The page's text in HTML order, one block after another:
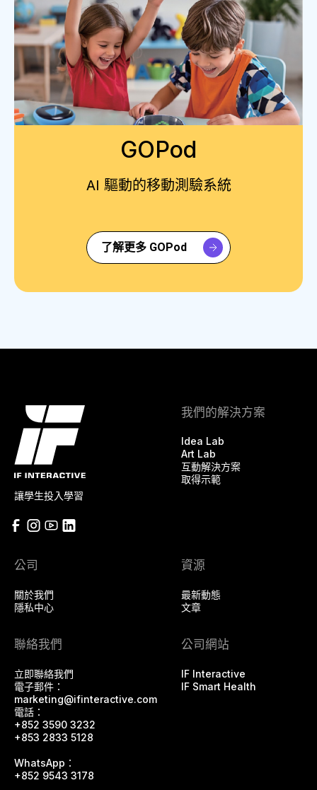
GOPod
AI 驅動的移動測驗系統
了解更多 GOPod
讓學生投入學習
我們的解決方案
Idea Lab
Art Lab
互動解決方案
取得示範
公司
關於我們
隱私中心
資源
最新動態
文章
聯絡我們
立即聯絡我們
電子郵件：
marketing@ifinteractive.com
電話：
+852 3590 3232
+853 2833 5128
WhatsApp：
+852 9543 3178
公司網站
IF Interactive
IF Smart Health